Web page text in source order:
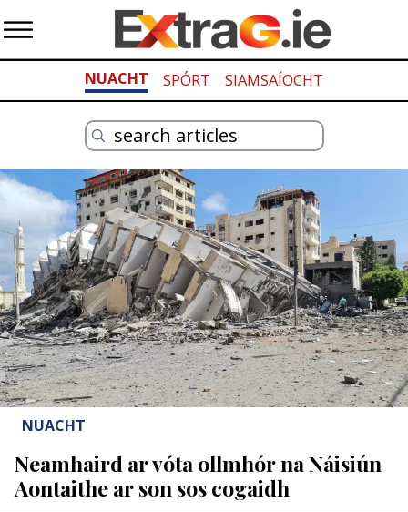
NUACHT SPÓRT SIAMSAÍOCHT
NUACHT
Neamhaird ar vóta ollmhór na Náisiún
Aontaithe ar son sos cogaidh